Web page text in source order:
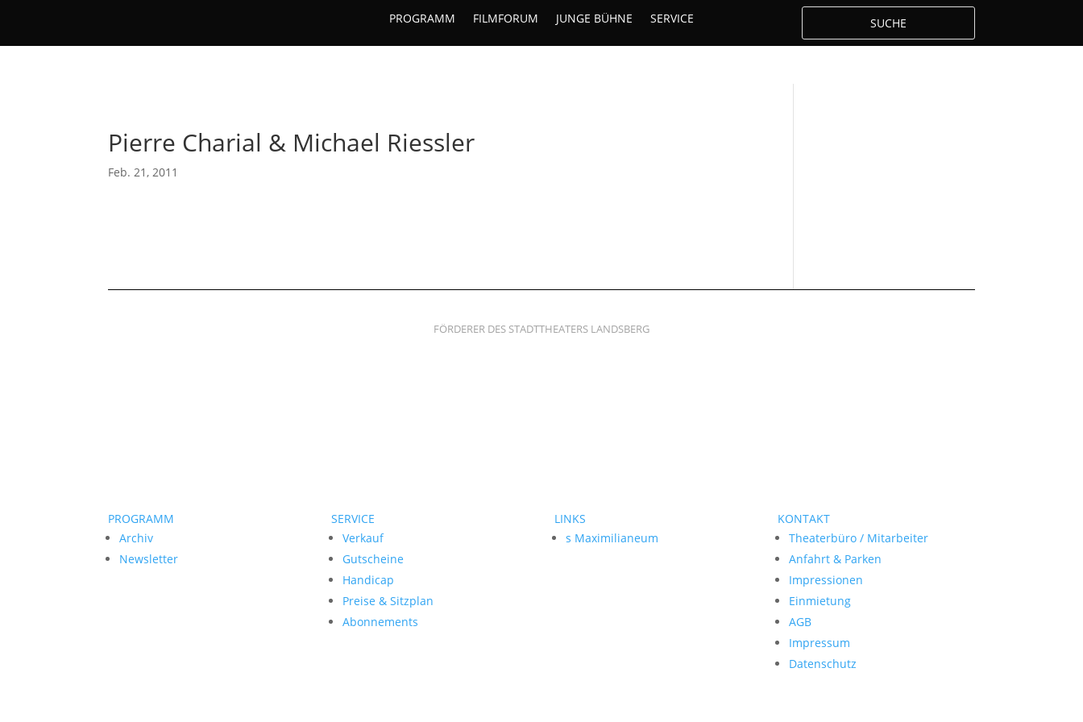
PROGRAMM FILMFORUM JUNGE BÜHNE SERVICE
Pierre Charial & Michael Riessler
Feb. 21, 2011
FÖRDERER DES STADTTHEATERS LANDSBERG
PROGRAMM
Archiv
Newsletter
SERVICE
Verkauf
Gutscheine
Handicap
Preise & Sitzplan
Abonnements
LINKS
s Maximilianeum
KONTAKT
Theaterbüro / Mitarbeiter
Anfahrt & Parken
Impressionen
Einmietung
AGB
Impressum
Datenschutz